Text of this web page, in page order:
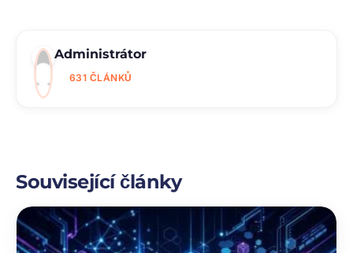
Administrátor
631 ČLÁNKŮ
Související články